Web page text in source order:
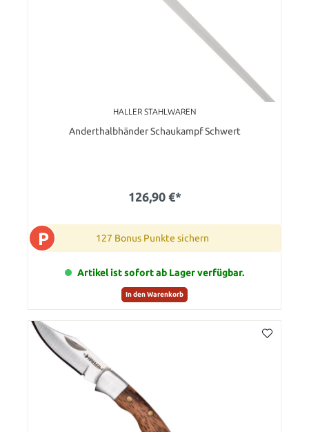
HALLER STAHLWAREN
Anderthalbhänder Schaukampf Schwert
126,90 €*
P 127 Bonus Punkte sichern
Artikel ist sofort ab Lager verfügbar.
In den Warenkorb